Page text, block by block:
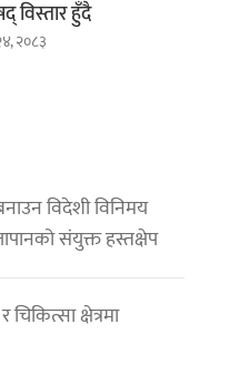
विस्तार हुँदै
२०८३
विदेशी विनिमय
संयुक्त हस्तक्षेप
क्षेत्रमा